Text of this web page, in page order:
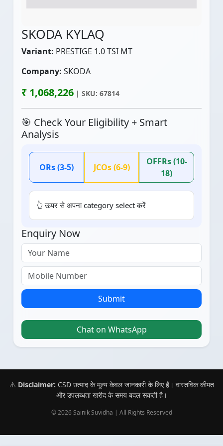
SKODA KYLAQ
Variant: PRESTIGE 1.0 TSI MT
Company: SKODA
₹ 1,068,226 | SKU: 67814
🎯 Check Your Eligibility + Smart
Analysis
ORs (3-5) JCOs (6-9)
OFFRs (10-
18)
👆 ऊपर से अपना category select करें
Enquiry Now
Submit
Chat on WhatsApp
⚠️ Disclaimer: CSD उत्पाद के मूल्य केवल जानकारी के लिए हैं। वास्तविक कीमत
और उपलब्धता खरीद के समय बदल सकती है।
© 2026 Sainik Suvidha | All Rights Reserved